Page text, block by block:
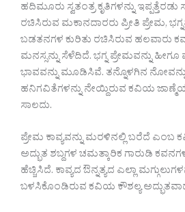
ಹದಿಮೂರು ಸ್ವತಂತ್ರ ಕೃತಿಗಳನ್ನು ಇಪ್ಪತ್ತೆರಡು
ರಚಿಸಿರುವ ಮಕಾನದಾರರು ಪ್ರೀತಿ ಪ್ರೇಮ,
ಬಡತನಗಳ ಕುರಿತು ರಚಿಸಿರುವ ಹಲವಾರು
ಮನಸ್ಸನ್ನು ಸೆಳೆದಿದೆ. ಭಗ್ನ ಪ್ರೇಮವನ್ನು
ಭಾವವನ್ನು ಮೂಡಿಸಿವೆ. ತನ್ನೊಳಗಿನ
ಹನಿಗವಿತೆಗಳನ್ನು ನೇಯ್ದಿರುವ ಕವಿಯ
ಸಾಲದು.
ಪ್ರೇಮ ಕಾವ್ಯವನ್ನು ಮರಳಿನಲ್ಲಿ ಬರೆದೆ ಎಂಬ
ಅದ್ಭುತ ಶಬ್ದಗಳ ಚಮತ್ಕಾರಿಕ ಗಾರುಡಿ
ಹೆಚ್ಚಿಸಿದೆ. ಕಾವ್ಯದ ಔನ್ನತ್ಯದ ಎಲ್ಲಾ
ಬಳಸಿಕೊಂಡಿರುವ ಕವಿಯ ಕೌಶಲ್ಯ